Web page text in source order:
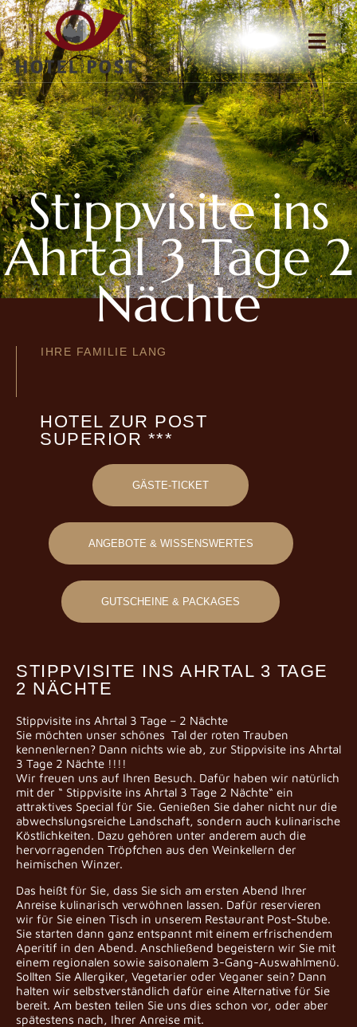
Stippvisite ins
Ahrtal 3 Tage 2
Nächte
IHRE FAMILIE LANG
HOTEL ZUR POST
SUPERIOR ***
GÄSTE-TICKET
ANGEBOTE & WISSENSWERTES
GUTSCHEINE & PACKAGES
STIPPVISITE INS AHRTAL 3 TAGE
2 NÄCHTE
Stippvisite ins Ahrtal 3 Tage – 2 Nächte
Sie möchten unser schönes Tal der roten Trauben
kennenlernen? Dann nichts wie ab, zur Stippvisite ins Ahrtal
3 Tage 2 Nächte !!!!
Wir freuen uns auf Ihren Besuch. Dafür haben wir natürlich
mit der “ Stippvisite ins Ahrtal 3 Tage 2 Nächte“ ein
attraktives Special für Sie. Genießen Sie daher nicht nur die
abwechslungsreiche Landschaft, sondern auch kulinarische
Köstlichkeiten. Dazu gehören unter anderem auch die
hervorragenden Tröpfchen aus den Weinkellern der
heimischen Winzer.
Das heißt für Sie, dass Sie sich am ersten Abend Ihrer
Anreise kulinarisch verwöhnen lassen. Dafür reservieren
wir für Sie einen Tisch in unserem Restaurant Post-Stube.
Sie starten dann ganz entspannt mit einem erfrischendem
Aperitif in den Abend. Anschließend begeistern wir Sie mit
einem regionalen sowie saisonalem 3-Gang-Auswahlmenü.
Sollten Sie Allergiker, Vegetarier oder Veganer sein? Dann
halten wir selbstverständlich dafür eine Alternative für Sie
bereit. Am besten teilen Sie uns dies schon vor, oder aber
spätestens nach, Ihrer Anreise mit.